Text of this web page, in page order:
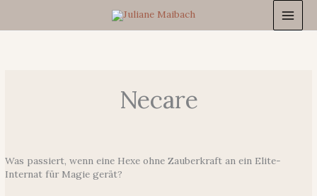
springen
Necare
Was passiert, wenn eine Hexe ohne Zauberkraft an ein Elite-
Internat für Magie gerät?